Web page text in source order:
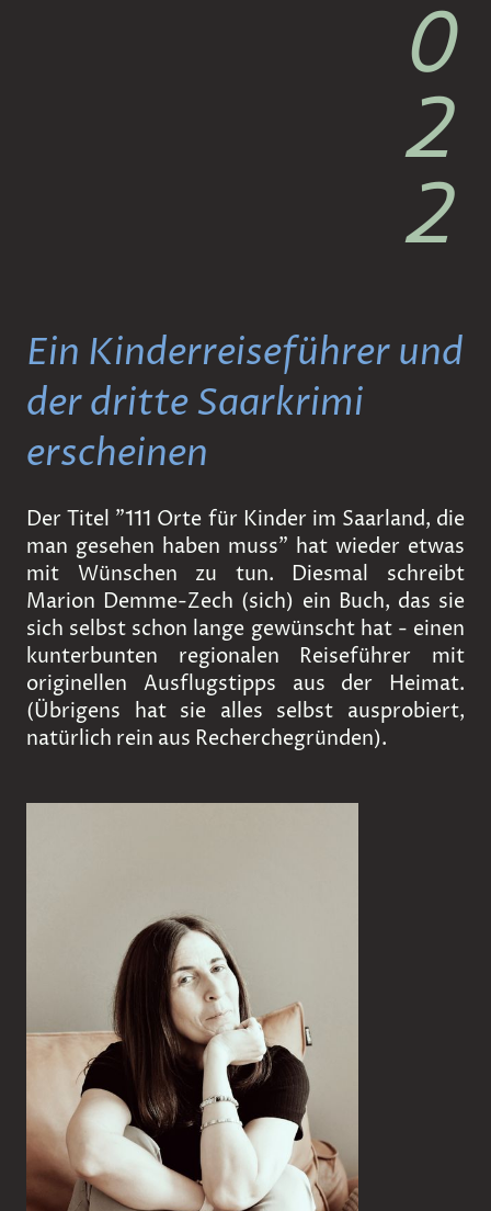
0
2
2
Ein Kinderreiseführer und
der dritte Saarkrimi
erscheinen
Der Titel "111 Orte für Kinder im Saarland, die
man gesehen haben muss" hat wieder etwas
mit Wünschen zu tun. Diesmal schreibt
Marion Demme-Zech (sich) ein Buch, das sie
sich selbst schon lange gewünscht hat - einen
kunterbunten regionalen Reiseführer mit
originellen Ausflugstipps aus der Heimat.
(Übrigens hat sie alles selbst ausprobiert,
natürlich rein aus Recherchegründen).